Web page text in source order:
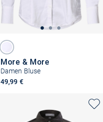
More & More
Damen Bluse
49,99 €